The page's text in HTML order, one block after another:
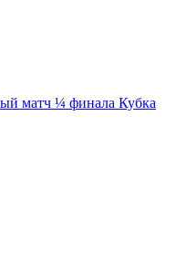
матч ¼ финала Кубка